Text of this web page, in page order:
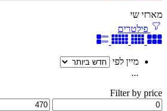
מארזי שי
פילטרים
מיין לפי
...
Filter by price